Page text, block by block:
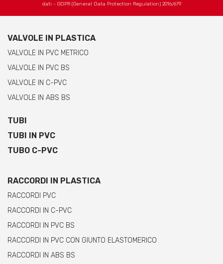
dati - GDPR (General Data Protection Regulation) 2016/679
VALVOLE IN PLASTICA
VALVOLE IN PVC METRICO
VALVOLE IN PVC BS
VALVOLE IN C-PVC
VALVOLE IN ABS BS
TUBI
TUBI IN PVC
TUBO C-PVC
RACCORDI IN PLASTICA
RACCORDI PVC
RACCORDI IN C-PVC
RACCORDI IN PVC BS
RACCORDI IN PVC CON GIUNTO ELASTOMERICO
RACCORDI IN ABS BS